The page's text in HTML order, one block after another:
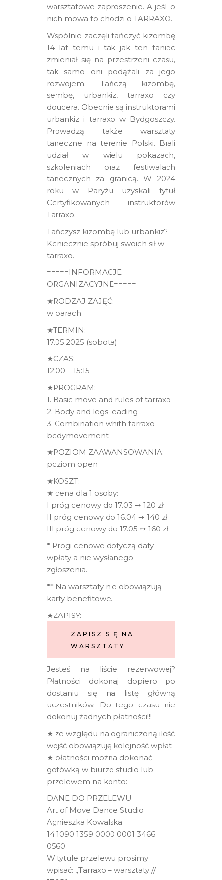
warsztatowe zaproszenie. A jeśli o
nich mowa to chodzi o TARRAXO.
Wspólnie zaczęli tańczyć kizombę
14 lat temu i tak jak ten taniec
zmieniał się na przestrzeni czasu,
tak samo oni podążali za jego
rozwojem. Tańczą kizombę,
sembę, urbankiz, tarraxo czy
doucera. Obecnie są instruktorami
urbankiz i tarraxo w Bydgoszczy.
Prowadzą także warsztaty
taneczne na terenie Polski. Brali
udział w wielu pokazach,
szkoleniach oraz festiwalach
tanecznych za granicą. W 2024
roku w Paryżu uzyskali tytuł
Certyfikowanych instruktorów
Tarraxo.
Tańczysz kizombę lub urbankiz?
Koniecznie spróbuj swoich sił w
tarraxo.
=====INFORMACJE
ORGANIZACYJNE=====
★RODZAJ ZAJĘĆ:
w parach
★TERMIN:
17.05.2025 (sobota)
★CZAS:
12:00 – 15:15
★PROGRAM:
1. Basic move and rules of tarraxo
2. Body and legs leading
3. Combination whith tarraxo
bodymovement
★POZIOM ZAAWANSOWANIA:
poziom open
★KOSZT:
★ cena dla 1 osoby:
I próg cenowy do 17.03 ➙ 120 zł
II próg cenowy do 16.04 ➙ 140 zł
III próg cenowy do 17.05 ➙ 160 zł
* Progi cenowe dotyczą daty
wpłaty a nie wysłanego
zgłoszenia.
** Na warsztaty nie obowiązują
karty benefitowe.
★ZAPISY:
ZAPISZ SIĘ NA
WARSZTATY
Jesteś na liście rezerwowej?
Płatności dokonaj dopiero po
dostaniu się na listę główną
uczestników. Do tego czasu nie
dokonuj żadnych płatności!!!
★ ze względu na ograniczoną ilość
wejść obowiązuję kolejność wpłat
★ płatności można dokonać
gotówką w biurze studio lub
przelewem na konto:
DANE DO PRZELEWU
Art of Move Dance Studio
Agnieszka Kowalska
14 1090 1359 0000 0001 3466
0560
W tytule przelewu prosimy
wpisać: „Tarraxo – warsztaty //